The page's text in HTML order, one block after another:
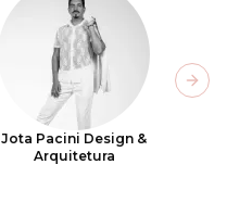
Jota Pacini Design &
Arquitetura